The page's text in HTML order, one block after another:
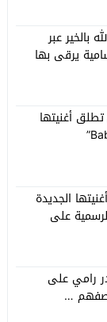
بالخير عبر
يرقى بها
أغنيتها
الجديدة
على
رامي على
…